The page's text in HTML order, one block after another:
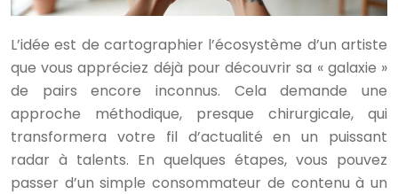
L’idée est de cartographier l’écosystème d’un artiste
que vous appréciez déjà pour découvrir sa « galaxie »
de pairs encore inconnus. Cela demande une
approche méthodique, presque chirurgicale, qui
transformera votre fil d’actualité en un puissant
radar à talents. En quelques étapes, vous pouvez
passer d’un simple consommateur de contenu à un